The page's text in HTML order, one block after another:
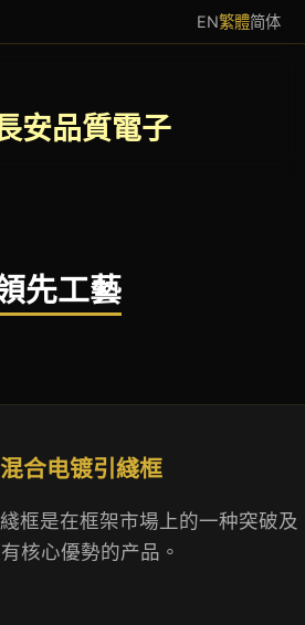
EN繁體简体
安品質電子
先工藝
混合电镀引綫框
框是在框架市場上的一种突破及
核心優勢的产品。